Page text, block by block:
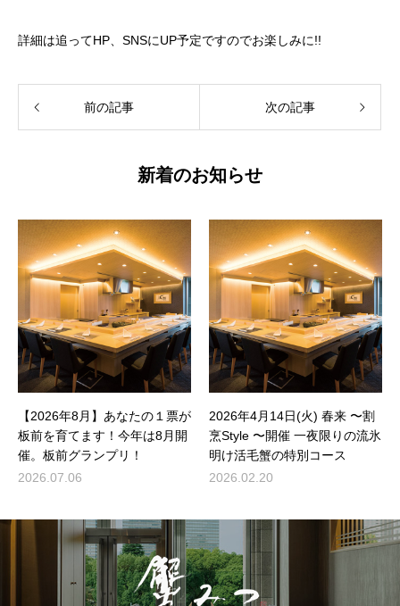
詳細は追ってHP、SNSにUP予定ですのでお楽しみに!!
前の記事 次の記事
新着のお知らせ
【2026年8月】あなたの１票が
板前を育てます！今年は8月開
催。板前グランプリ！
2026.07.06
2026年4月14日(火) 春来 〜割
烹Style 〜開催 一夜限りの流氷
明け活毛蟹の特別コース
2026.02.20